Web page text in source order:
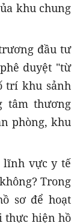
khu chung
đầu tư
duyệt "từ
trí khu sảnh
tâm thương
phòng, khu
lĩnh vực y tế
Trong
sơ để hoạt
thực hiện hồ